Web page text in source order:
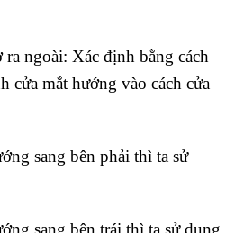
ngoài: Xác định bằng cách
cửa mắt hướng vào cách cửa
sang bên phải thì ta sử
sang bên trái thì ta sử dụng